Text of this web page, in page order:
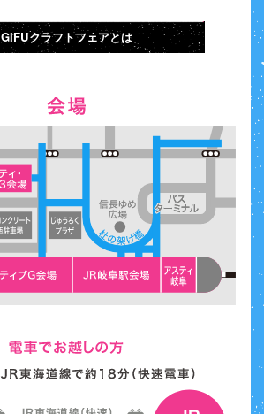
GIFUクラフトフェアとは